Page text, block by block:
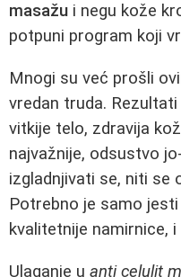
masažu i negu kože
potpuni program koji
Mnogi su već prošli
vredan truda.
vitkije telo, zdravija
najvažnije, odsustvo
izgladnjivati se, niti se
Potrebno je samo
kvalitetnije namirnice,
Ulaganje u anti celulit